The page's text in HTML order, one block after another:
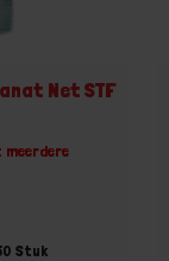
Net STF
Stuk